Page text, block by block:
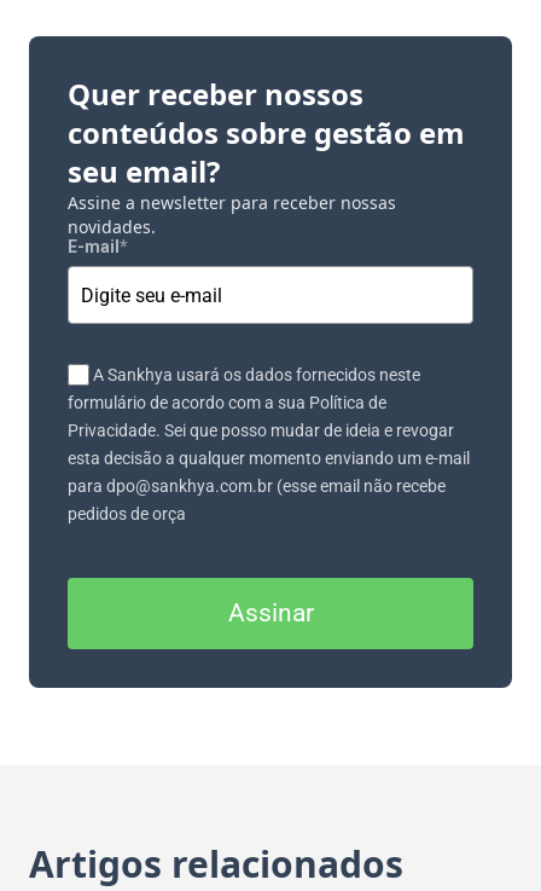
Quer receber nossos
conteúdos sobre gestão em
seu email?
Assine a newsletter para receber nossas
novidades.
E-mail *
A Sankhya usará os dados fornecidos neste
formulário de acordo com a sua Política de
Privacidade. Sei que posso mudar de ideia e revogar
esta decisão a qualquer momento enviando um e-mail
para dpo@sankhya.com.br (esse email não recebe
pedidos de orça
Assinar
Artigos relacionados